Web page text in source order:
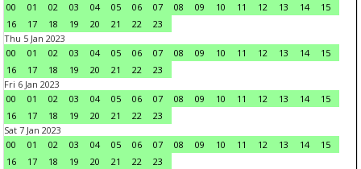
00
01 02 03 04 05 06 07 08 09 10 11 12 13 14
15
16
17 18 19 20 21 22
23
Thu 5 Jan 2023
00
01 02 03 04 05 06 07 08 09 10 11 12 13 14
15
16
17 18 19 20 21 22
23
Fri 6 Jan 2023
00
01 02 03 04 05 06 07 08 09 10 11 12 13 14
15
16
17 18 19 20 21 22
23
Sat 7 Jan 2023
00
01 02 03 04 05 06 07 08 09 10 11 12 13 14
15
16
17 18 19 20 21 22
23